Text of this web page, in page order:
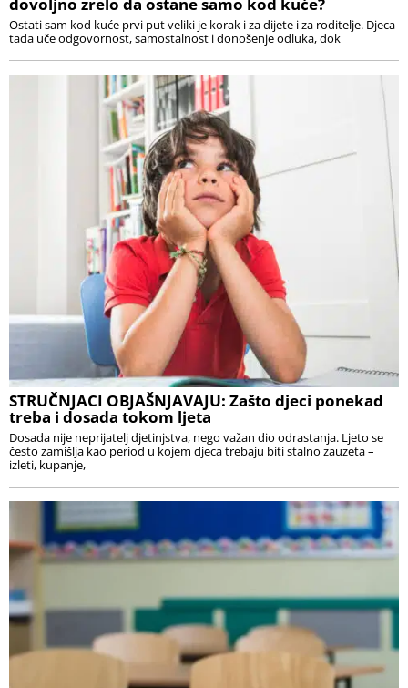
dovoljno zrelo da ostane samo kod kuće?
Ostati sam kod kuće prvi put veliki je korak i za dijete i za roditelje. Djeca
tada uče odgovornost, samostalnost i donošenje odluka, dok
STRUČNJACI OBJAŠNJAVAJU: Zašto djeci ponekad
treba i dosada tokom ljeta
Dosada nije neprijatelj djetinjstva, nego važan dio odrastanja. Ljeto se
često zamišlja kao period u kojem djeca trebaju biti stalno zauzeta –
izleti, kupanje,